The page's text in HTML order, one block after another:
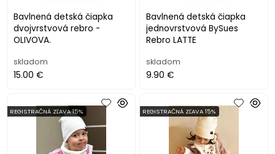
Bavlnená detská čiapka
dvojvrstvová rebro -
OLIVOVA.
skladom
15.00 €
Bavlnená detská čiapka
jednovrstvová BySues
Rebro LATTE
skladom
9.90 €
REGISTRAČNÁ ZĽAVA 15% REGISTRAČNÁ ZĽAVA 15%